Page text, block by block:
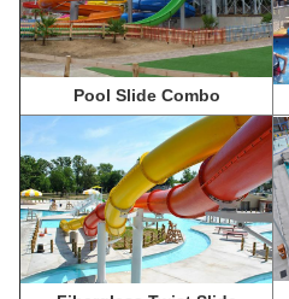
Pool Slide Combo